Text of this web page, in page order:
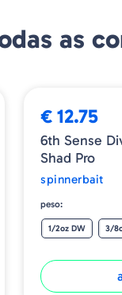
as
€ 12.75
6th Sense
Shad Pro
spinnerbait
peso:
1/2oz DW 3/